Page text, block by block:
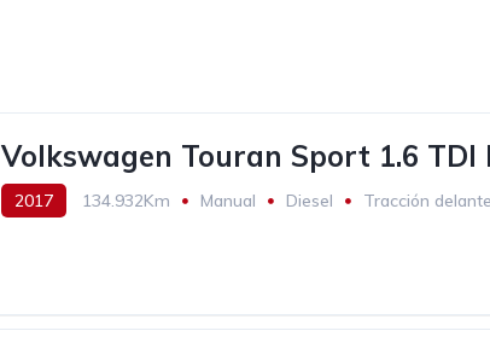
Volkswagen Touran Sport 1.6 TDI
2017 134.932Km Manual Diesel Tracción